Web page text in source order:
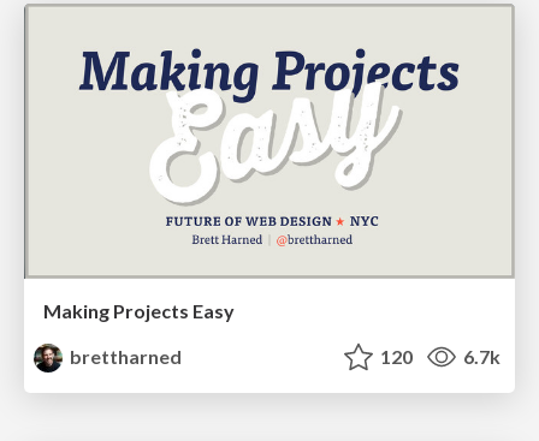
Making Projects Easy
brettharned
120 6.7k